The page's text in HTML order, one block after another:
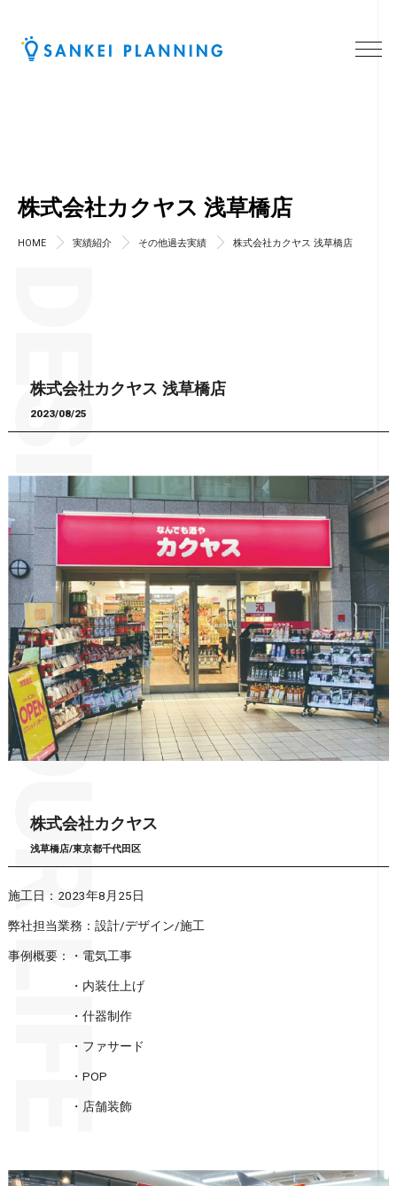
株式会社カクヤス 浅草橋店
HOME 実績紹介 その他過去実績 株式会社カクヤス 浅草橋店
株式会社カクヤス 浅草橋店
2023/08/25
株式会社カクヤス
浅草橋店/東京都千代田区
施工日：2023年8月25日
弊社担当業務：設計/デザイン/施工
事例概要：・電気工事
・内装仕上げ
・什器制作
・ファサード
・POP
・店舗装飾